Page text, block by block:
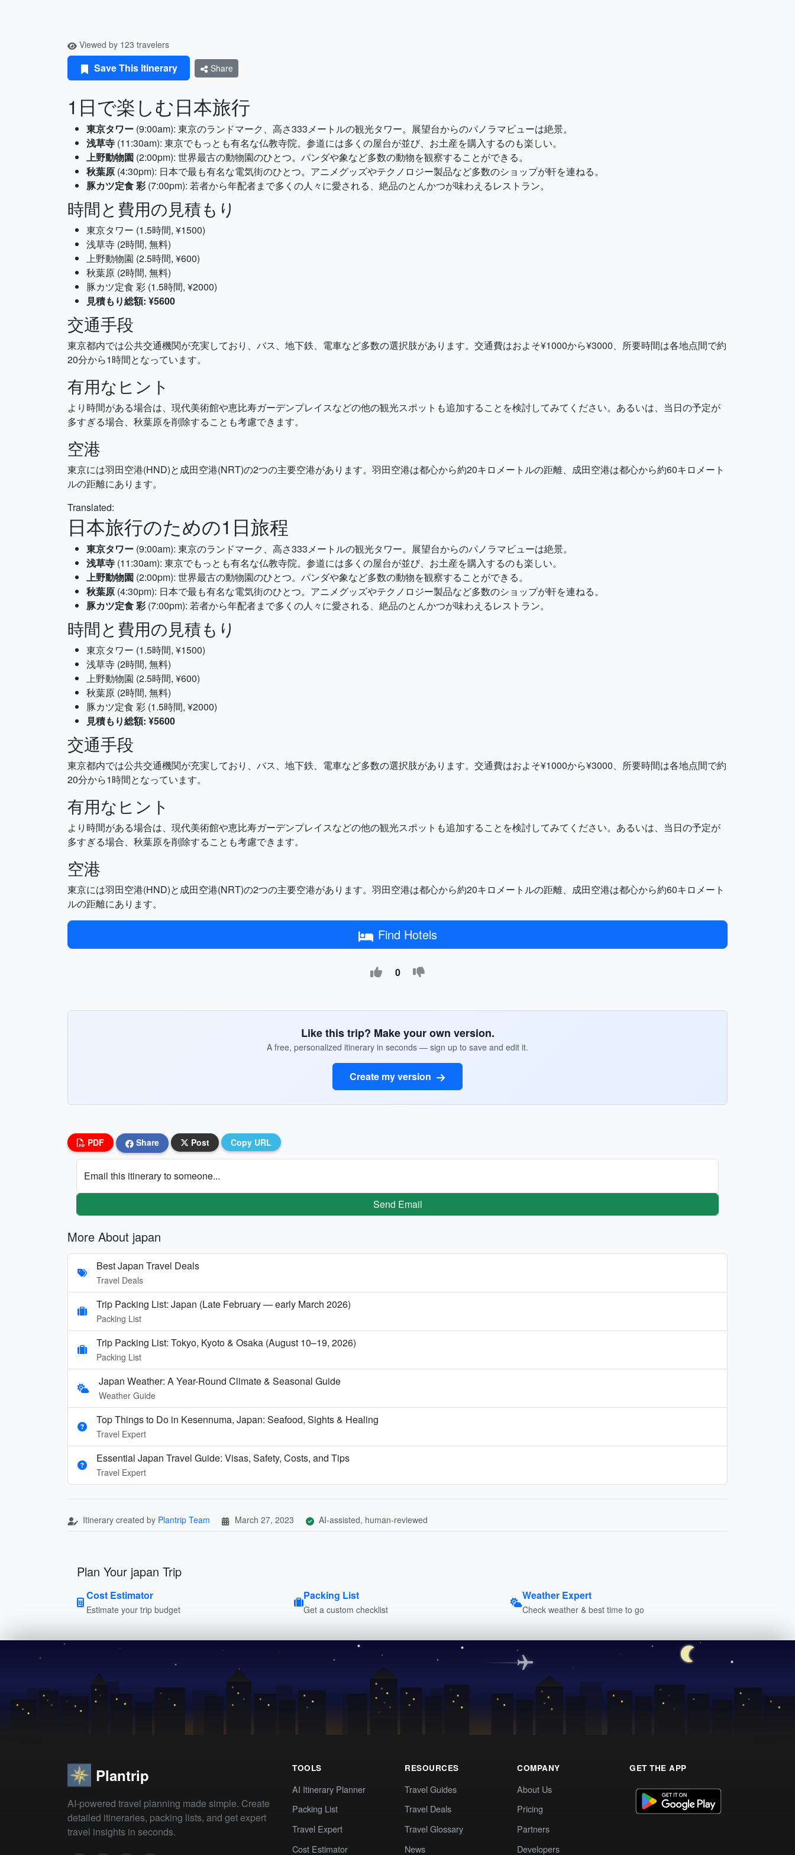
Viewed by 123 travelers
Save This Itinerary Share
1日で楽しむ日本旅行
東京タワー (9:00am): 東京のランドマーク、高さ333メートルの観光タワー。展望台からのパノラマビューは絶景。
浅草寺 (11:30am): 東京でもっとも有名な仏教寺院。参道には多くの屋台が並び、お土産を購入するのも楽しい。
上野動物園 (2:00pm): 世界最古の動物園のひとつ。パンダや象など多数の動物を観察することができる。
秋葉原 (4:30pm): 日本で最も有名な電気街のひとつ。アニメグッズやテクノロジー製品など多数のショップが軒を連ねる。
豚カツ定食 彩 (7:00pm): 若者から年配者まで多くの人々に愛される、絶品のとんかつが味わえるレストラン。
時間と費用の見積もり
東京タワー (1.5時間, ¥1500)
浅草寺 (2時間, 無料)
上野動物園 (2.5時間, ¥600)
秋葉原 (2時間, 無料)
豚カツ定食 彩 (1.5時間, ¥2000)
見積もり総額: ¥5600
交通手段
東京都内では公共交通機関が充実しており、バス、地下鉄、電車など多数の選択肢があります。交通費はおよそ¥1000から¥3000、所要時間は各地点間で約
20分から1時間となっています。
有用なヒント
より時間がある場合は、現代美術館や恵比寿ガーデンプレイスなどの他の観光スポットも追加することを検討してみてください。あるいは、当日の予定が
多すぎる場合、秋葉原を削除することも考慮できます。
空港
東京には羽田空港(HND)と成田空港(NRT)の2つの主要空港があります。羽田空港は都心から約20キロメートルの距離、成田空港は都心から約60キロメート
ルの距離にあります。
Translated:
日本旅行のための1日旅程
東京タワー (9:00am): 東京のランドマーク、高さ333メートルの観光タワー。展望台からのパノラマビューは絶景。
浅草寺 (11:30am): 東京でもっとも有名な仏教寺院。参道には多くの屋台が並び、お土産を購入するのも楽しい。
上野動物園 (2:00pm): 世界最古の動物園のひとつ。パンダや象など多数の動物を観察することができる。
秋葉原 (4:30pm): 日本で最も有名な電気街のひとつ。アニメグッズやテクノロジー製品など多数のショップが軒を連ねる。
豚カツ定食 彩 (7:00pm): 若者から年配者まで多くの人々に愛される、絶品のとんかつが味わえるレストラン。
時間と費用の見積もり
東京タワー (1.5時間, ¥1500)
浅草寺 (2時間, 無料)
上野動物園 (2.5時間, ¥600)
秋葉原 (2時間, 無料)
豚カツ定食 彩 (1.5時間, ¥2000)
見積もり総額: ¥5600
交通手段
東京都内では公共交通機関が充実しており、バス、地下鉄、電車など多数の選択肢があります。交通費はおよそ¥1000から¥3000、所要時間は各地点間で約
20分から1時間となっています。
有用なヒント
より時間がある場合は、現代美術館や恵比寿ガーデンプレイスなどの他の観光スポットも追加することを検討してみてください。あるいは、当日の予定が
多すぎる場合、秋葉原を削除することも考慮できます。
空港
東京には羽田空港(HND)と成田空港(NRT)の2つの主要空港があります。羽田空港は都心から約20キロメートルの距離、成田空港は都心から約60キロメート
ルの距離にあります。
Find Hotels
0
Like this trip? Make your own version.
A free, personalized itinerary in seconds — sign up to save and edit it.
Create my version
PDF Share Post Copy URL
Email this itinerary to someone...
Send Email
More About japan
Best Japan Travel Deals
Travel Deals
Trip Packing List: Japan (Late February — early March 2026)
Packing List
Trip Packing List: Tokyo, Kyoto & Osaka (August 10–19, 2026)
Packing List
Japan Weather: A Year-Round Climate & Seasonal Guide
Weather Guide
Top Things to Do in Kesennuma, Japan: Seafood, Sights & Healing
Travel Expert
Essential Japan Travel Guide: Visas, Safety, Costs, and Tips
Travel Expert
Itinerary created by Plantrip Team March 27, 2023 AI-assisted, human-reviewed
Plan Your japan Trip
Cost Estimator
Estimate your trip budget
Packing List
Get a custom checklist
Weather Expert
Check weather & best time to go
Plantrip
AI-powered travel planning made simple. Create
detailed itineraries, packing lists, and get expert
travel insights in seconds.
TOOLS
AI Itinerary Planner
Packing List
Travel Expert
Cost Estimator
RESOURCES
Travel Guides
Travel Deals
Travel Glossary
News
COMPANY
About Us
Pricing
Partners
Developers
GET THE APP